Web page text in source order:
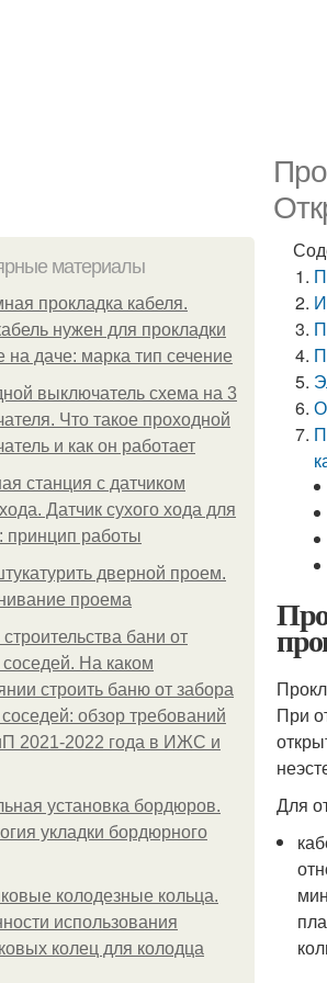
материалы
прокладка кабеля.
нужен для прокладки
на даче: марка тип сечение
выключатель схема на 3
Что такое проходной
и как он работает
станция с датчиком
Датчик сухого хода для
принцип работы
дверной проем.
проема
бани от
На каком
строить баню от забора
обзор требований
2021-2022 года в ИЖС и
установка бордюров.
укладки бордюрного
колодезные кольца.
использования
колец для колодца
При
Для